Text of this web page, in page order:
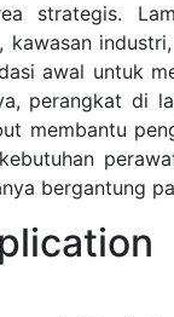
strategis.
kawasan
awal untuk
perangkat di
membantu
bergantung